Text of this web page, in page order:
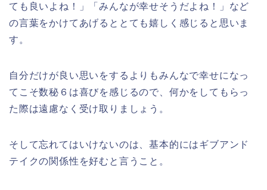
ても良いよね！」「みんなが幸せそうだよね！」など
の言葉をかけてあげるととても嬉しく感じると思いま
す。
自分だけが良い思いをするよりもみんなで幸せになっ
てこそ数秘６は喜びを感じるので、何かをしてもらっ
た際は遠慮なく受け取りましょう。
そして忘れてはいけないのは、基本的にはギブアンド
テイクの関係性を好むと言うこと。